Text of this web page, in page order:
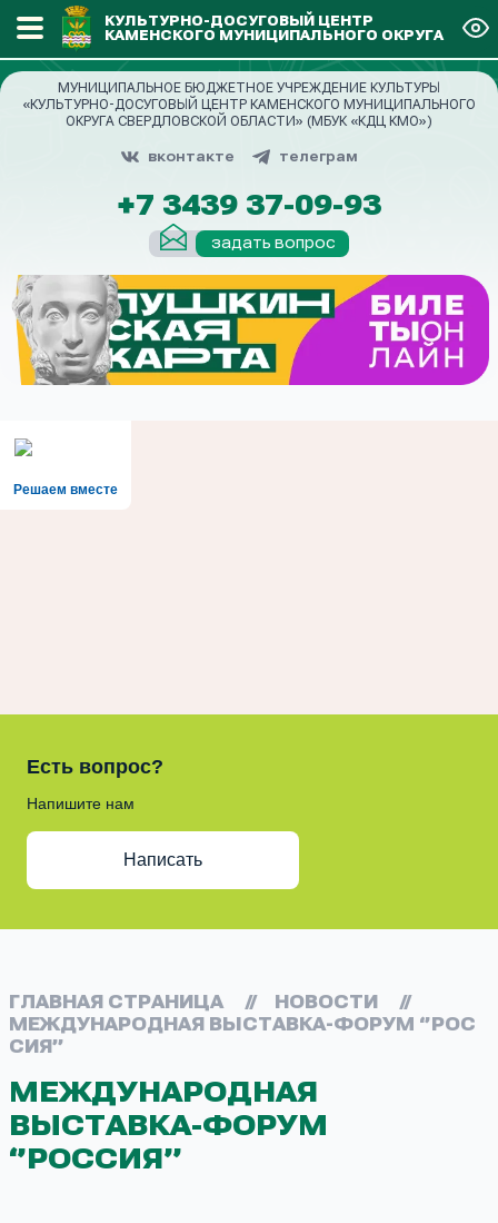
КУЛЬТУРНО-ДОСУГОВЫЙ ЦЕНТР
КАМЕНСКОГО МУНИЦИПАЛЬНОГО ОКРУГА
МУНИЦИПАЛЬНОЕ БЮДЖЕТНОЕ УЧРЕЖДЕНИЕ КУЛЬТУРЫ
«КУЛЬТУРНО-ДОСУГОВЫЙ ЦЕНТР КАМЕНСКОГО МУНИЦИПАЛЬНОГО
ОКРУГА СВЕРДЛОВСКОЙ ОБЛАСТИ» (МБУК «КДЦ КМО»)
вконтакте телеграм
+7 3439 37-09-93
задать вопрос
Решаем вместе
Есть вопрос?
Напишите нам
Написать
ГЛАВНАЯ СТРАНИЦА // НОВОСТИ
//
МЕЖДУНАРОДНАЯ ВЫСТАВКА-ФОРУМ ‘’РОС
СИЯ’’
МЕЖДУНАРОДНАЯ
ВЫСТАВКА-ФОРУМ
‘’РОССИЯ’’